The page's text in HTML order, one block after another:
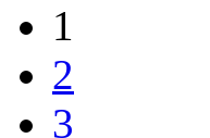
1
2
3